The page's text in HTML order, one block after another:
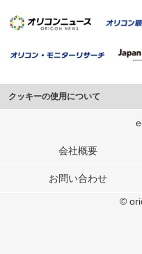
クッキーの使用について
このサイトでは Cookie を使用し
行っています。
メディアや広告配信、データ解析
会社概要
お問い合わせ
©